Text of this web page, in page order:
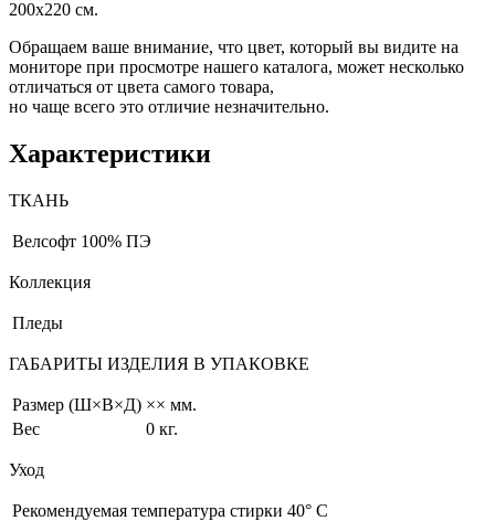
200х220 см.
Обращаем ваше внимание, что цвет, который вы видите на
мониторе при просмотре нашего каталога, может несколько
отличаться от цвета самого товара,
но чаще всего это отличие незначительно.
Характеристики
ТКАНЬ
Велсофт 100% ПЭ
Коллекция
Пледы
ГАБАРИТЫ ИЗДЕЛИЯ В УПАКОВКЕ
Размер (Ш×В×Д) ×× мм.
Вес
0 кг.
Уход
Рекомендуемая температура стирки 40° С